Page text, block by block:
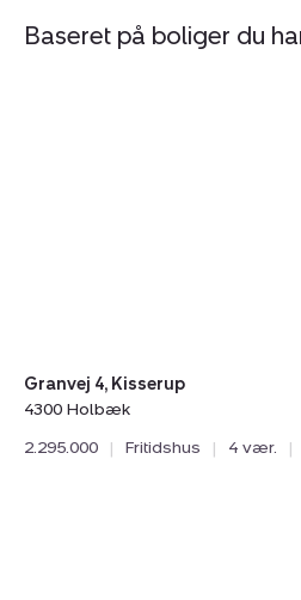
Baseret på boliger du
Granvej 4, Kisserup
4300 Holbæk
2.295.000
| Fritidshus | 4 vær. |